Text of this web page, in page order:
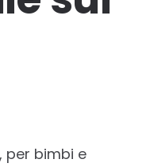
per bimbi e